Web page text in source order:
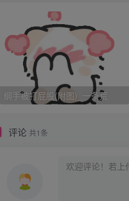
“守誉，你可要好好养它
“哇呜~呀~它舔我！哇~”
“守誉？”
“呀！哈哈哈哈！好痒！
“皇上？”
“啊~太好玩了！啾~”
“玄兄，他已经完全跟白
纲手被打屁股(附图)_一条荒
评论 共1条